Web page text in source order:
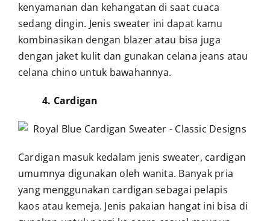
kenyamanan dan kehangatan di saat cuaca
sedang dingin. Jenis sweater ini dapat kamu
kombinasikan dengan blazer atau bisa juga
dengan jaket kulit dan gunakan celana jeans atau
celana chino untuk bawahannya.
4. Cardigan
Cardigan masuk kedalam jenis sweater, cardigan
umumnya digunakan oleh wanita. Banyak pria
yang menggunakan cardigan sebagai pelapis
kaos atau kemeja. Jenis pakaian hangat ini bisa di